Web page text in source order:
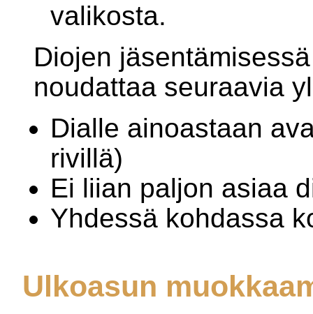
valikosta.
Diojen
noudattaa seuraavia
Dialle ainoastaan
rivillä)
Ei liian paljon asiaa
Yhdessä kohdassa
Ulkoasun